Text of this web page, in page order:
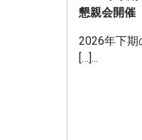
懇親会開催
2026年下期
[…]...